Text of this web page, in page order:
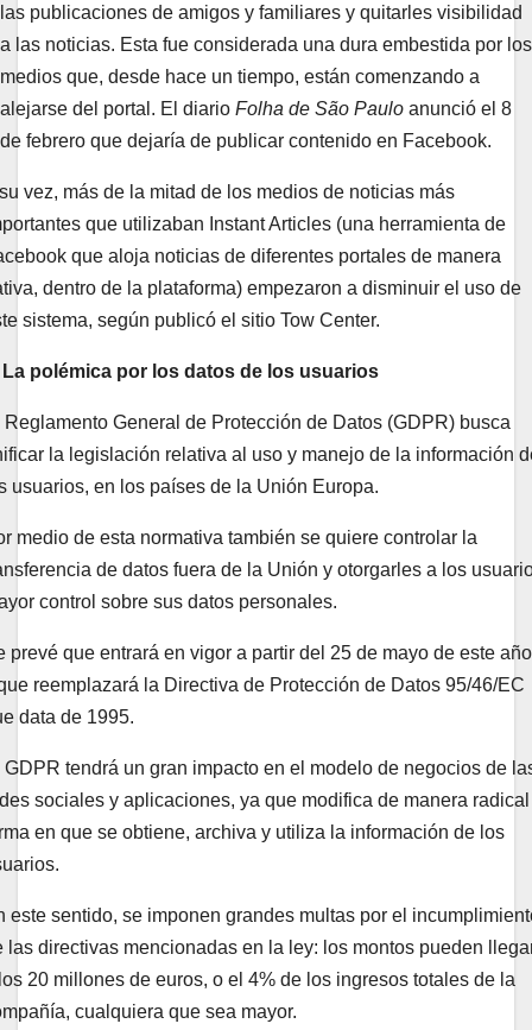
las publicaciones de amigos y familiares y quitarles visibilidad
a las noticias. Esta fue considerada una dura embestida por los
medios que, desde hace un tiempo, están comenzando a
alejarse del portal. El diario Folha de São Paulo anunció el 8
de febrero que dejaría de publicar contenido en Facebook.
vez, más de la mitad de los medios de noticias más
que utilizaban Instant Articles (una herramienta de
que aloja noticias de diferentes portales de manera
dentro de la plataforma) empezaron a disminuir el uso de
sistema, según publicó el sitio Tow Center.
La polémica por los datos de los usuarios
Reglamento General de Protección de Datos (GDPR) busca
la legislación relativa al uso y manejo de la información
usuarios, en los países de la Unión Europa.
medio de esta normativa también se quiere controlar la
de datos fuera de la Unión y otorgarles a los
control sobre sus datos personales.
prevé que entrará en vigor a partir del 25 de mayo de este
reemplazará la Directiva de Protección de Datos 95/46/EC
data de 1995.
GDPR tendrá un gran impacto en el modelo de negocios de
sociales y aplicaciones, ya que modifica de manera
en que se obtiene, archiva y utiliza la información de los
este sentido, se imponen grandes multas por el
las directivas mencionadas en la ley: los montos pueden
20 millones de euros, o el 4% de los ingresos totales de la
cualquiera que sea mayor.